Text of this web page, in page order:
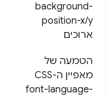
background-
position-x/y
ארוכים
הטמעה של
font-language-